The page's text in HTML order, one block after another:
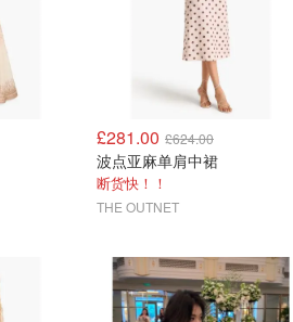
£281.00 £624.00
波点亚麻单肩中裙
断货快！！
THE OUTNET